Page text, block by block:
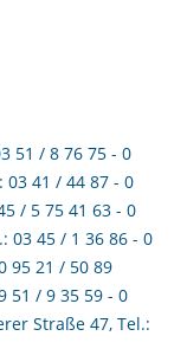
51 / 8 76 75 - 0
03 41 / 44 87 - 0
/ 5 75 41 63 - 0
03 45 / 1 36 86 - 0
95 21 / 50 89
51 / 9 35 59 - 0
Straße 47, Tel.: